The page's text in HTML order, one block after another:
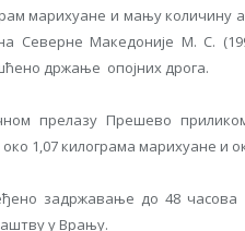
марихуане и мању
Северне Македоније М. С.
држање опојних дрога.
прелазу Прешево
1,07 килограма марихуане и
задржавање до 48
у Врању.